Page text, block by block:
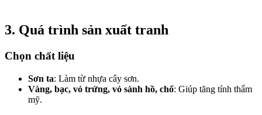
3. Quá trình sản xuất tranh
Chọn chất liệu
Sơn ta: Làm từ nhựa cây sơn.
Vàng, bạc, vỏ trứng, vỏ sành hồ, chổ: Giúp tăng tính thẩm
mỹ.